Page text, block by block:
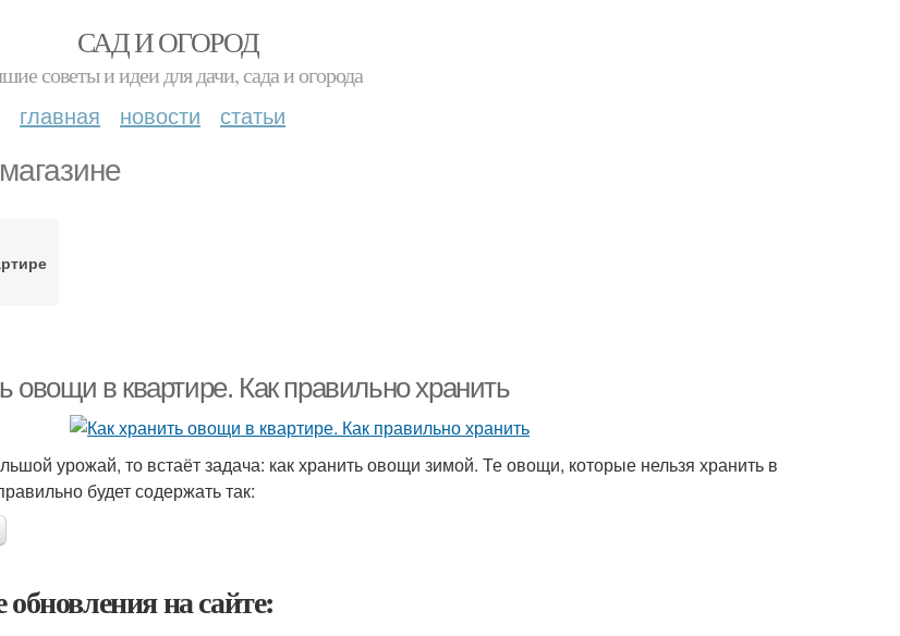
САД И ОГОРОД
советы и идеи для дачи, сада и огорода
главная новости статьи
овощи в квартире. Как правильно хранить
урожай, то встаёт задача: как хранить овощи зимой. Те овощи, которые нельзя хранить в
будет содержать так:
на сайте: